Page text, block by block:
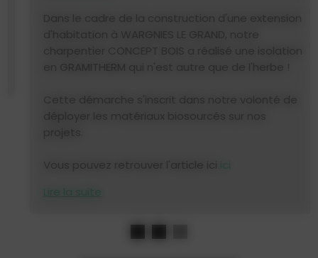
Dans le cadre de la construction d'une extension
Vous pouvez retrouver l'article ici
Lire la suite